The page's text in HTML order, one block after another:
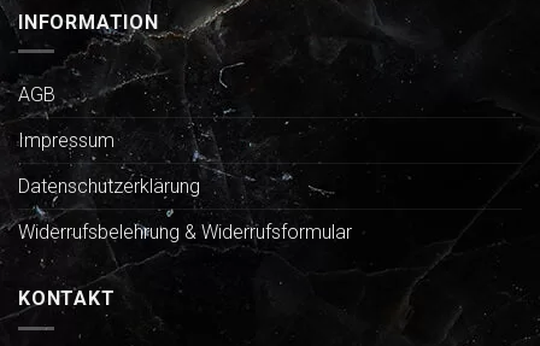
INFORMATION
AGB
Impressum
Datenschutzerklärung
Widerrufsbelehrung & Widerrufsformular
KONTAKT